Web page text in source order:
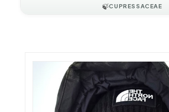
🍃CUPRESSACEAE